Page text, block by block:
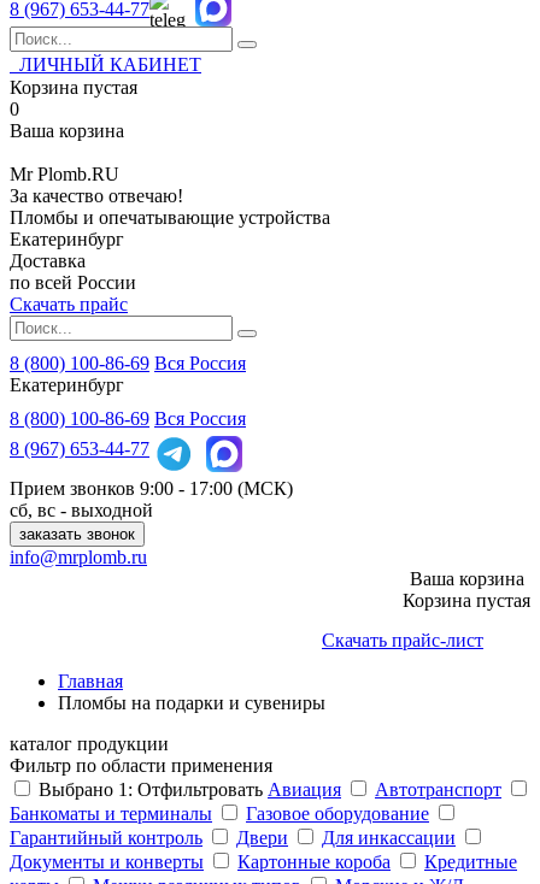
8 (967) 653-44-77
ЛИЧНЫЙ КАБИНЕТ
Корзина пустая
0
Ваша корзина
MrPlomb.RU
За качество отвечаю!
Пломбы и опечатывающие устройства
Екатеринбург
Доставка
по всей России
Скачать прайс
8 (800) 100-86-69 Вся Россия
Екатеринбург
8 (800) 100-86-69 Вся Россия
8 (967) 653-44-77
Прием звонков 9:00 - 17:00 (МСК)
сб, вс - выходной
заказать звонок
info@mrplomb.ru
Ваша корзина
Корзина пустая
Скачать прайс-лист
Главная
Пломбы на подарки и сувениры
каталог продукции
Фильтр по области применения
Выбрано 1 : Отфильтровать Авиация
Автотранспорт
Банкоматы и терминалы
Газовое оборудование
Гарантийный контроль
Двери
Для инкассации
Документы и конверты
Картонные короба
Кредитные